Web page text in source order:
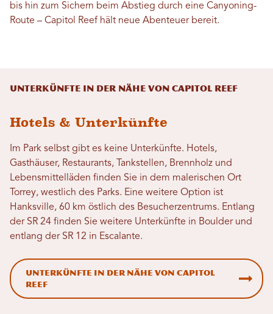
bis hin zum Sichern beim Abstieg durch eine Canyoning-
Route – Capitol Reef hält neue Abenteuer bereit.
Unterkünfte in der Nähe von Capitol Reef
Hotels & Unterkünfte
Im Park selbst gibt es keine Unterkünfte. Hotels,
Gasthäuser, Restaurants, Tankstellen, Brennholz und
Lebensmittelläden finden Sie in dem malerischen Ort
Torrey, westlich des Parks. Eine weitere Option ist
Hanksville, 60 km östlich des Besucherzentrums. Entlang
der SR 24 finden Sie weitere Unterkünfte in Boulder und
entlang der SR 12 in Escalante.
Unterkünfte in der Nähe von Capitol
Reef